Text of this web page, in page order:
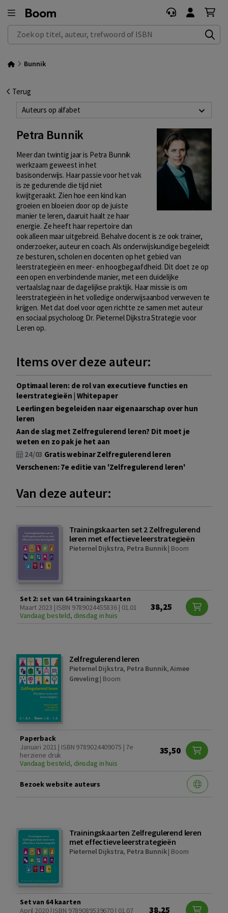
Zoek op titel, auteur, trefwoord of ISBN
Bunnik
Terug
Auteurs op alfabet
Petra Bunnik
Meer dan twintig jaar is Petra Bunnik
werkzaam geweest in het
basisonderwijs. Haar passie voor het vak
is ze gedurende die tijd niet
kwijtgeraakt. Zien hoe een kind kan
groeien en bloeien door op de juiste
manier te leren, daaruit haalt ze haar
energie. Ze heeft haar repertoire dan
ook alleen maar uitgebreid. Behalve docent is ze ook trainer,
onderzoeker, auteur en coach. Als onderwijskundige begeleidt
ze besturen, scholen en docenten op het gebied van
leerstrategieën en meer- en hoogbegaafdheid. Dit doet ze op
een open en verbindende manier, met een duidelijke
vertaalslag naar de dagelijkse praktijk. Haar missie is om
leerstrategieën in het volledige onderwijsaanbod verweven te
krijgen. Met dat doel voor ogen richtte ze samen met auteur
en sociaal psycholoog Dr. Pieternel Dijkstra Strategie voor
Leren op.
Items over deze auteur:
Optimaal leren: de rol van executieve functies en
leerstrategieën | Whitepaper
Leerlingen begeleiden naar eigenaarschap over hun
leren
Aan de slag met Zelfregulerend leren? Dit moet je
weten en zo pak je het aan
24/03 Gratis webinar Zelfregulerend leren
Verschenen: 7e editie van 'Zelfregulerend leren'
Van deze auteur:
Trainingskaarten set 2 Zelfregulerend
leren met effectieve leerstrategieën
Pieternel Dijkstra, Petra Bunnik| Boom
Set 2: set van 64 trainingskaarten
Maart 2023 | ISBN 9789024455836 | 01.01
Vandaag besteld, dinsdag in huis
38,25
Zelfregulerend leren
Pieternel Dijkstra, Petra Bunnik,Aimee
Greveling| Boom
Paperback
Januari 2021 | ISBN 9789024409075 | 7e
herziene druk
Vandaag besteld, dinsdag in huis
35,50
Bezoek website auteurs
Trainingskaarten Zelfregulerend leren
met effectieve leerstrategieën
Pieternel Dijkstra, Petra Bunnik| Boom
Set van 64 kaarten
April 2020 | ISBN 9789089539670 | 01.07
38,25